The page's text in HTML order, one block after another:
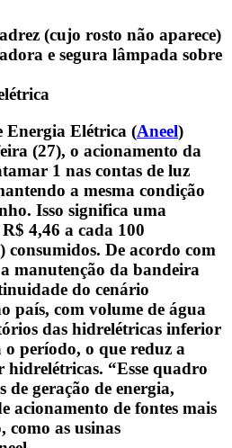
Energia Elétrica (Aneel)
(27), o acionamento da
1 nas contas de luz
a mesma condição
Isso significa uma
4,46 a cada 100
De acordo com
manutenção da bandeira
do cenário
país, com volume de água
das hidrelétricas inferior
período, o que reduz a
hidrelétricas. “Esse quadro
de geração de energia,
acionamento de fontes mais
como as usinas